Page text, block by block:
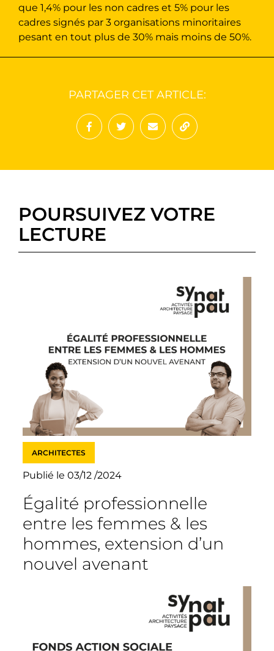
que 1,4% pour les non cadres et 5% pour les
cadres signés par 3 organisations minoritaires
pesant en tout plus de 30% mais moins de 50%.
PARTAGER CET ARTICLE:
POURSUIVEZ VOTRE
LECTURE
ARCHITECTES
Publié le 03/12 /2024
Égalité professionnelle
entre les femmes & les
hommes, extension d’un
nouvel avenant